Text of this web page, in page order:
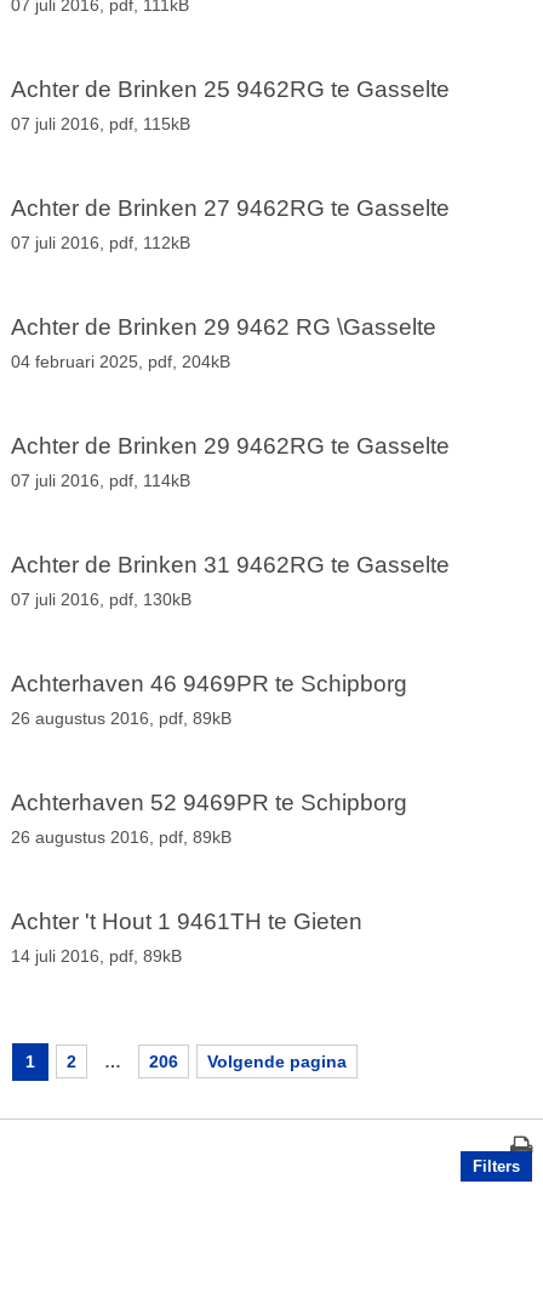
07 juli 2016, pdf, 111kB
Achter de Brinken 25 9462RG te Gasselte
07 juli 2016, pdf, 115kB
Achter de Brinken 27 9462RG te Gasselte
07 juli 2016, pdf, 112kB
Achter de Brinken 29 9462 RG \Gasselte
04 februari 2025, pdf, 204kB
Achter de Brinken 29 9462RG te Gasselte
07 juli 2016, pdf, 114kB
Achter de Brinken 31 9462RG te Gasselte
07 juli 2016, pdf, 130kB
Achterhaven 46 9469PR te Schipborg
26 augustus 2016, pdf, 89kB
Achterhaven 52 9469PR te Schipborg
26 augustus 2016, pdf, 89kB
Achter 't Hout 1 9461TH te Gieten
14 juli 2016, pdf, 89kB
1 2 … 206 Volgende pagina
Filters